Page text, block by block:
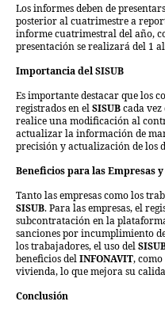
Los informes deben de
posterior al cuatrimestre a
informe cuatrimestral del año,
presentación se realizará del 1
Importancia del SISUB
Es importante destacar que los
registrados en el SISUB cada
realice una modificación al
actualizar la información de
precisión y actualización de los
Beneficios para las Empresas
Tanto las empresas como los
SISUB. Para las empresas, el
subcontratación en la
sanciones por incumplimiento
los trabajadores, el uso del
beneficios del INFONAVIT,
vivienda, lo que mejora su
Conclusión